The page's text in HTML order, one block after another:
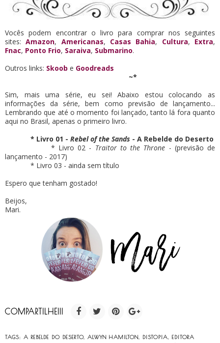
Vocês podem encontrar o livro para comprar nos seguintes
sites:Amazon, Americanas, Casas Bahia, Cultura, Extra,
Fnac, Ponto Frio, Saraiva, Submarino.
Outros links: Skoob e Goodreads
~*
Sim, mais uma série, eu sei! Abaixo estou colocando as
informações da série, bem como previsão de lançamento...
Lembrando que até o momento foi lançado, tanto lá fora quanto
aqui no Brasil, apenas o primeiro livro.
* Livro 01 - Rebel of the Sands - A Rebelde do Deserto
* Livro 02 - Traitor to the Throne - (previsão de
lançamento - 2017)
* Livro 03 - ainda sem título
Espero que tenham gostado!
Beijos,
Mari.
COMPARTILHE!!!
TAGS: A REBELDE DO DESERTO ALWYN HAMILTON DISTOPIA
EDITORA